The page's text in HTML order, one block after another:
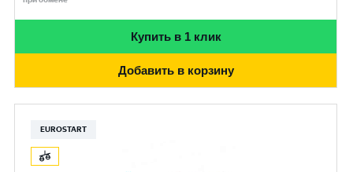
Купить в 1 клик
Добавить в корзину
EUROSTART